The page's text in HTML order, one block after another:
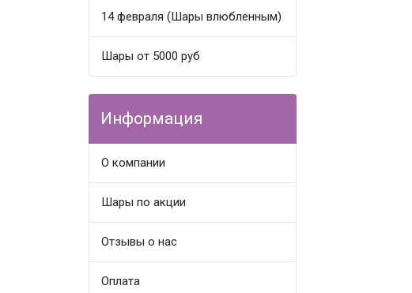
14 февраля (Шары влюбленным)
Шары от 5000 руб
Информация
О компании
Шары по акции
Отзывы о нас
Оплата